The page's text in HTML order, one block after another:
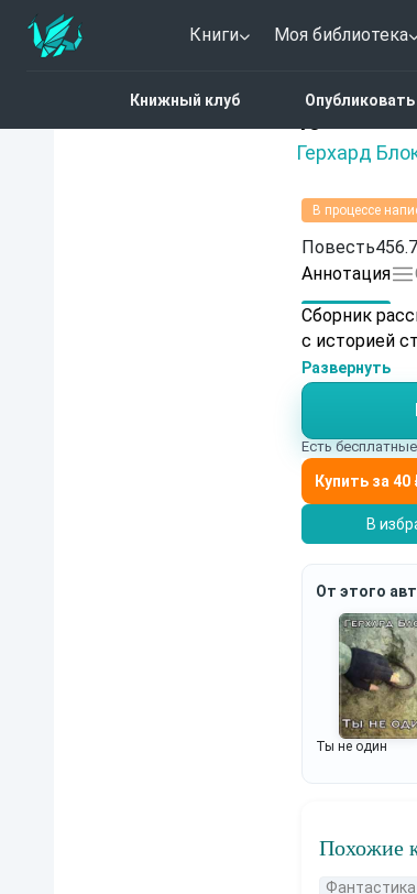
Книги Моя библиотека
Книжный клуб Опубликовать
15
Герхард
Нет оценок
В процессе
Повесть
Аннотация
Сборник
с историей
Развернуть
Есть
В
От этого
Ты не один
Похожие
Фантастика